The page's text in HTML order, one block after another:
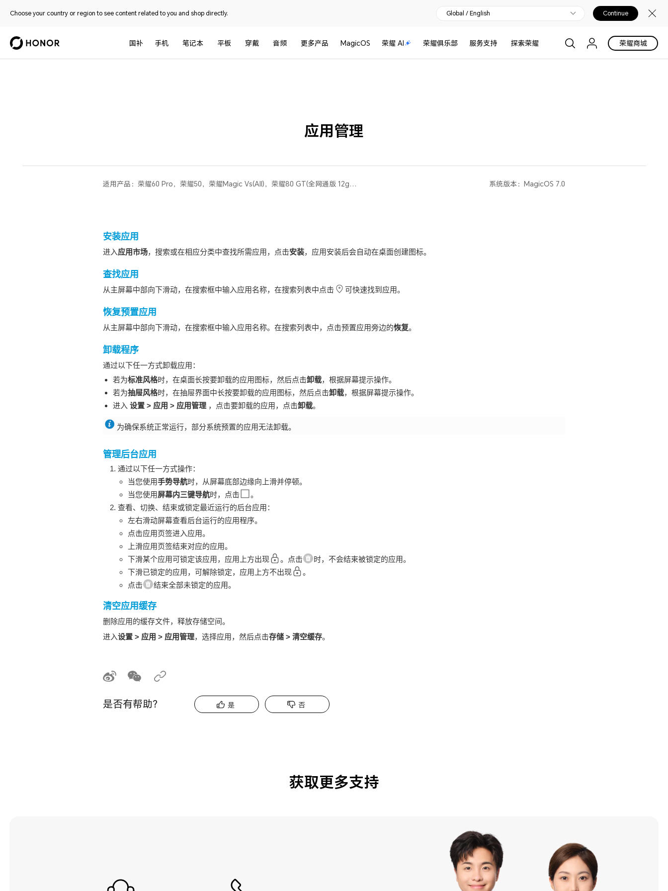
Choose your country or region to see content related to you and shop directly. Global / English Continue
国补 手机 笔记本 平板 穿戴 音频 更多产品 MagicOS 荣耀 AI 荣耀俱乐部 服务支持 探索荣耀 荣耀商城
应用管理
适用产品： 荣耀60 Pro，荣耀50，荣耀Magic Vs(All)，荣耀80 GT(全网通版 12gb+256gb、全网通版 12gb+512gb、全网通版 16gb+256gb)，荣耀80 Pro 直屏版(全网通版 12gb+256gb)，荣耀V40轻奢版，荣耀50 Pro，荣耀70，荣耀60，荣耀80 Pro(全网通版 8gb+256gb、全网通版 12gb+256gb、全网通版 12gb+512gb)，荣耀X40 GT(All)，荣耀Magic Vs 至臻版(All)，荣耀80 SE(All)，荣耀80(All)，荣耀70 Pro+，荣耀X40 GT竞速版(All)，荣耀70 Pro，荣耀X40 系统版本：MagicOS 7.0
安装应用
进入应用市场，搜索或在相应分类中查找所需应用，点击安装，应用安装后会自动在桌面创建图标。
查找应用
从主屏幕中部向下滑动，在搜索框中输入应用名称，在搜索列表中点击 可快速找到应用。
恢复预置应用
从主屏幕中部向下滑动，在搜索框中输入应用名称。在搜索列表中，点击预置应用旁边的恢复。
卸载程序
通过以下任一方式卸载应用：
若为标准风格时，在桌面长按要卸载的应用图标，然后点击卸载，根据屏幕提示操作。
若为抽屉风格时，在抽屉界面中长按要卸载的应用图标，然后点击卸载，根据屏幕提示操作。
进入 设置> 应用 > 应用管理 ，点击要卸载的应用，点击卸载。
为确保系统正常运行，部分系统预置的应用无法卸载。
管理后台应用
通过以下任一方式操作：
当您使用手势导航时，从屏幕底部边缘向上滑并停顿。
当您使用屏幕内三键导航时，点击
。
查看、切换、结束或锁定最近运行的后台应用：
左右滑动屏幕查看后台运行的应用程序。
点击应用页签进入应用。
上滑应用页签结束对应的应用。
下滑某个应用可锁定该应用，应用上方出现
。点击
时，不会结束被锁定的应用。
下滑已锁定的应用，可解除锁定，应用上方不出现
。
点击
结束全部未锁定的应用。
清空应用缓存
删除应用的缓存文件，释放存储空间。
进入设置> 应用 > 应用管理，选择应用，然后点击存储> 清空缓存。
是否有帮助？ 是 否
获取更多支持